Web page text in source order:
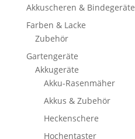
Akkuscheren & Bindegeräte
Farben & Lacke
Zubehör
Gartengeräte
Akkugeräte
Akku-Rasenmäher
Akkus & Zubehör
Heckenschere
Hochentaster